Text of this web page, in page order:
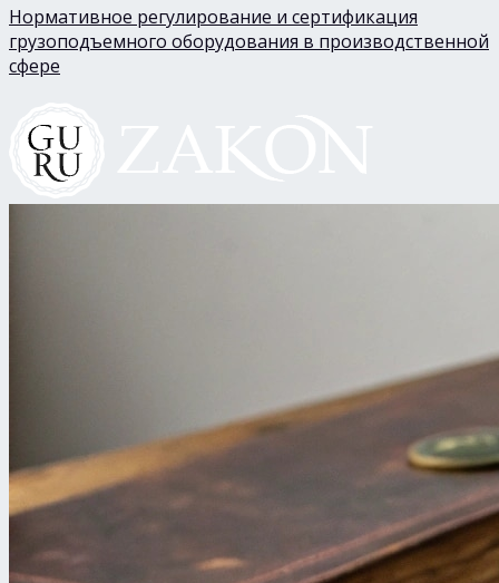
Нормативное регулирование и сертификация
грузоподъемного оборудования в производственной
сфере